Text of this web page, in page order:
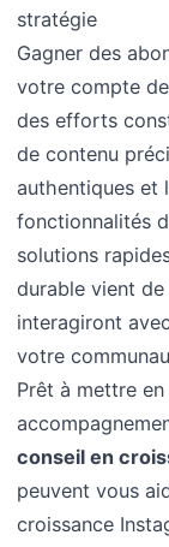
stratégie
Gagner des
votre compte
des efforts
de contenu
authentiques et
fonctionnalités
solutions
durable vient
interagiront
votre
Prêt à mettre
conseil en
peuvent vous
croissance